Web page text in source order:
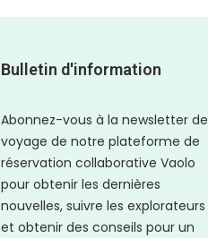
Bulletin d'information
Abonnez-vous à la newsletter de
voyage de notre plateforme de
réservation collaborative Vaolo
pour obtenir les dernières
nouvelles, suivre les explorateurs
et obtenir des conseils pour un